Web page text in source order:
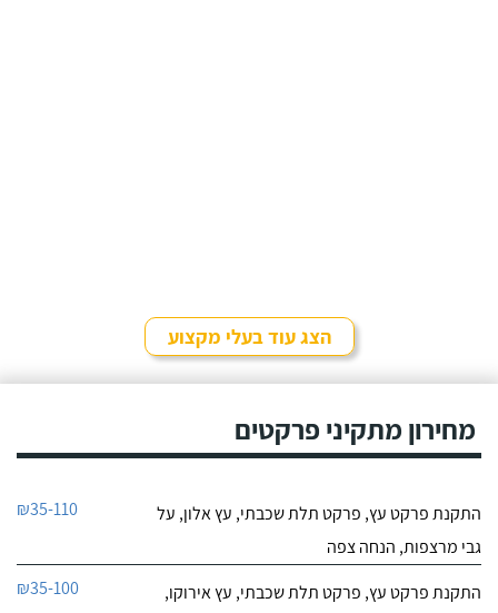
הצג עוד בעלי מקצוע
מחירון מתקיני פרקטים
התקנת פרקט עץ, פרקט תלת שכבתי, עץ אלון, על
גבי מרצפות, הנחה צפה
₪35-110
התקנת פרקט עץ, פרקט תלת שכבתי, עץ אירוקו,
₪35-100